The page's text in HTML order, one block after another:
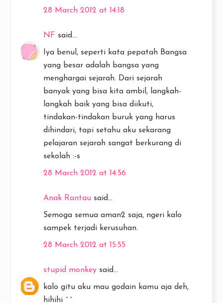
28 March 2012 at 14:18
NF said...
Iya benul, seperti kata pepatah Bangsa
yang besar adalah bangsa yang
menghargai sejarah. Dari sejarah
banyak yang bisa kita ambil, langkah-
langkah baik yang bisa diikuti,
tindakan-tindakan buruk yang harus
dihindari, tapi setahu aku sekarang
pelajaran sejarah sangat berkurang di
sekolah :-s
28 March 2012 at 14:56
Anak Rantau said...
Semoga semua aman2 saja, ngeri kalo
sampek terjadi kerusuhan.
28 March 2012 at 15:55
stupid monkey said...
kalo gitu aku mau godain kamu aja deh,
hihihi ^^